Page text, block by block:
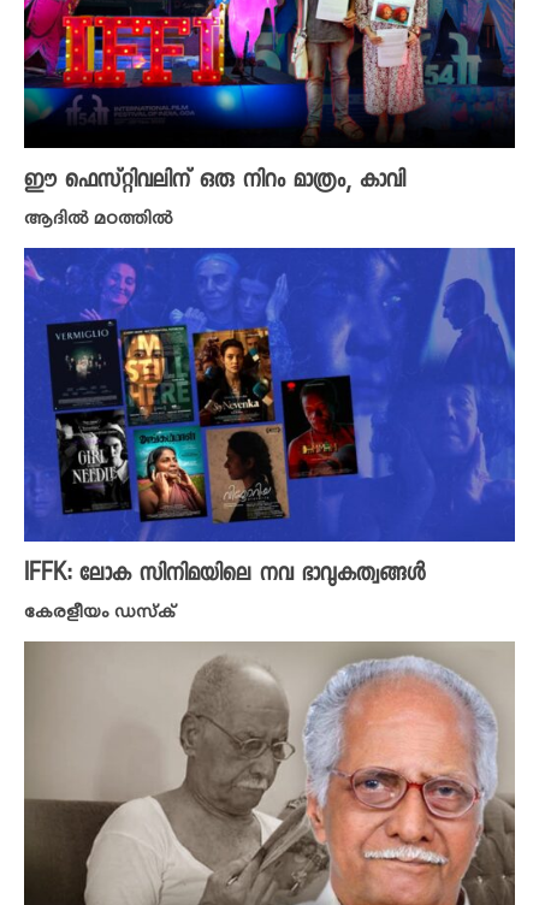
ഈ ഫെസ്റ്റിവലിന് ഒരു നിറം മാത്രം, കാവി
ആദിൽ മഠത്തിൽ
IFFK: ലോക സിനിമയിലെ നവ ഭാവുകത്വങ്ങൾ
കേരളീയം ഡസ്ക്